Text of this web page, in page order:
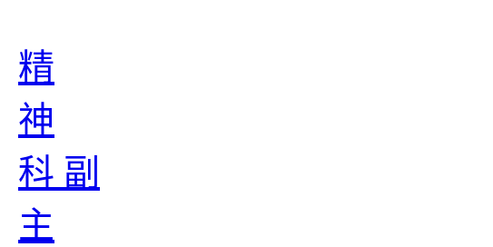
精
神
科 副
主